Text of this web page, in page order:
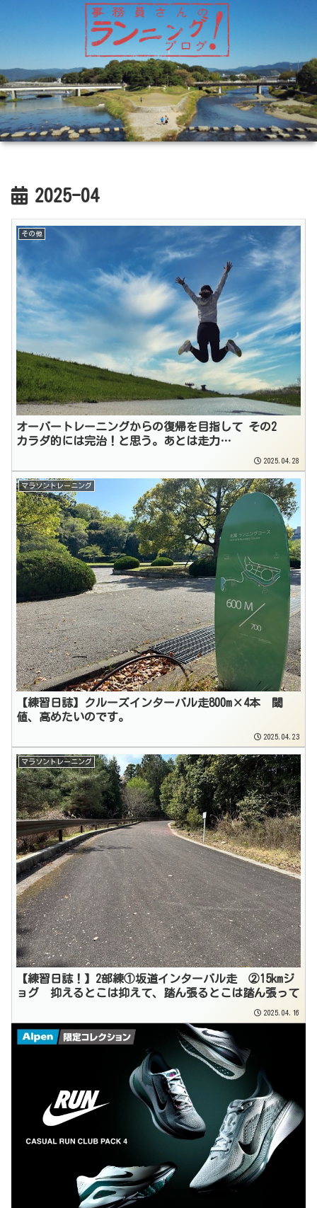
2025-04
その他
オーバートレーニングからの復帰を目指して その2
カラダ的には完治！と思う。あとは走力…
2025.04.28
マラソントレーニング
【練習日誌】クルーズインターバル走800m×4本 閾
値、高めたいのです。
2025.04.23
マラソントレーニング
【練習日誌！】2部練①坂道インターバル走 ②15kmジ
ョグ 抑えるとこは抑えて、踏ん張るとこは踏ん張って
2025.04.16